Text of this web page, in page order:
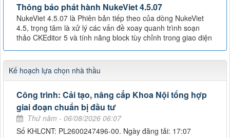
Thông báo phát hành NukeViet 4.5.07
NukeViet 4.5.07 là Phiên bản tiếp theo của dòng NukeViet
4.5, trọng tâm là xử lý các vấn đề xoay quanh trình soạn
thảo CKEditor 5 và tính năng block tùy chỉnh trong giao diện
Kế hoạch lựa chọn nhà thầu
Công trình: Cải tạo, nâng cấp Khoa Nội tổng hợp
giai đoạn chuẩn bị đầu tư
Thứ năm - 06/08/2026 06:07
Số KHLCNT: PL2600247496-00. Ngày đăng tải: 17:07